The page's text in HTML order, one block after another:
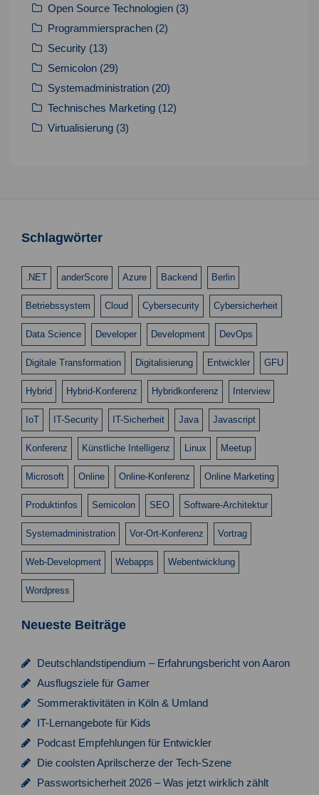
Open Source Technologien (3)
Programmiersprachen (2)
Security (13)
Semicolon (29)
Systemadministration (20)
Technisches Marketing (12)
Virtualisierung (3)
Schlagwörter
.NET anderScore Azure Backend Berlin
Betriebssystem Cloud Cybersecurity Cybersicherheit
Data Science Developer Development DevOps
Digitale Transformation Digitalisierung Entwickler GFU
Hybrid Hybrid-Konferenz Hybridkonferenz Interview
IoT IT-Security IT-Sicherheit Java Javascript
Konferenz Künstliche Intelligenz Linux Meetup
Microsoft Online Online-Konferenz Online Marketing
Produktinfos Semicolon SEO Software-Architektur
Systemadministration Vor-Ort-Konferenz Vortrag
Web-Development Webapps Webentwicklung
Wordpress
Neueste Beiträge
Deutschlandstipendium – Erfahrungsbericht von Aaron
Ausflugsziele für Gamer
Sommeraktivitäten in Köln & Umland
IT-Lernangebote für Kids
Podcast Empfehlungen für Entwickler
Die coolsten Aprilscherze der Tech-Szene
Passwortsicherheit 2026 – Was jetzt wirklich zählt